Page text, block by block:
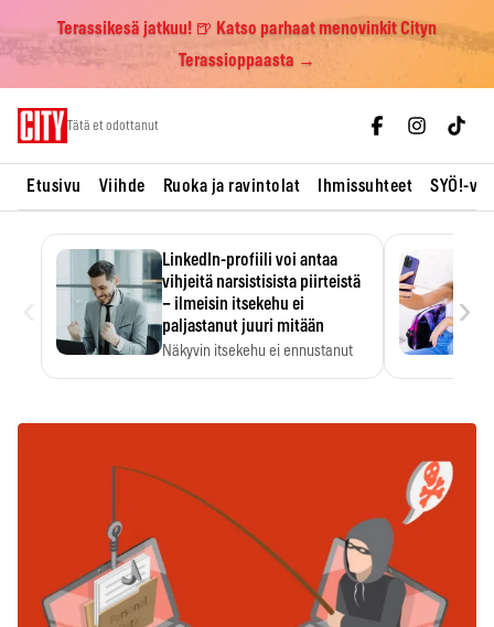
Terassikesä jatkuu! 🍺 Katso parhaat menovinkit Cityn
Terassioppaasta →
Tätä et odottanut
Etusivu Viihde Ruoka ja ravintolat Ihmissuhteet SYÖ!-
LinkedIn-profiili voi antaa
vihjeitä narsistisista piirteistä
– ilmeisin itsekehu ei
paljastanut juuri mitään
Näkyvin itsekehu ei ennustanut
›